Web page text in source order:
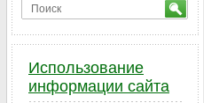
Использование
информации сайта